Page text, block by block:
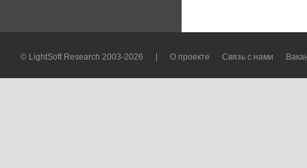
© LightSoft Research 2003-2026 О проекте Связь с нами